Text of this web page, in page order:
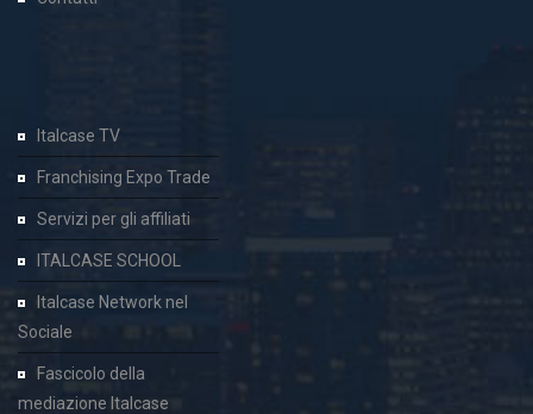
Italcase TV
Franchising Expo Trade
Servizi per gli affiliati
ITALCASE SCHOOL
Italcase Network nel
Sociale
Fascicolo della
mediazione Italcase